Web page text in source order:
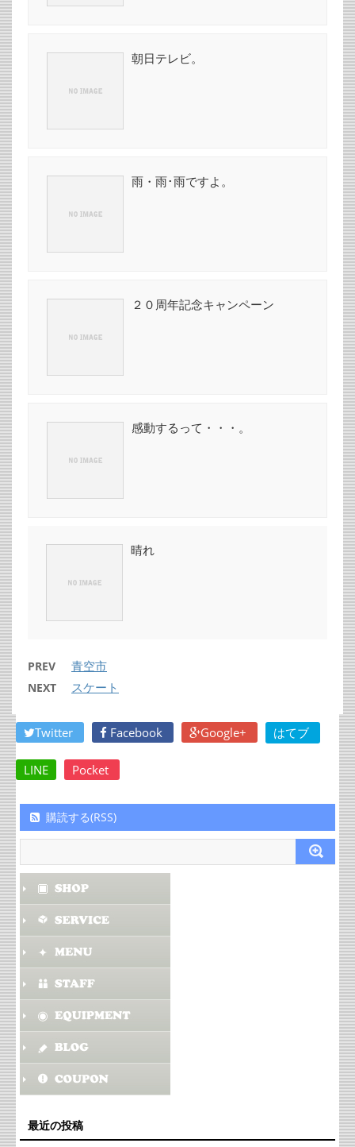
朝日テレビ。
雨・雨･雨ですよ。
２０周年記念キャンペーン
感動するって・・・。
晴れ
PREV 青空市
NEXT スケート
Twitter Facebook Google+ はてブ
LINE Pocket
購読する(RSS)
最近の投稿